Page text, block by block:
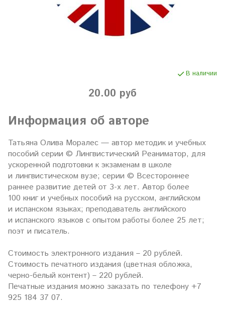
В наличии
20.00 руб
Информация об авторе
Татьяна Олива Моралес — автор методик и учебных
пособий серии © Лингвистический Реаниматор, для
ускоренной подготовки к экзаменам в школе
и лингвистическом вузе; серии © Всестороннее
раннее развитие детей от 3-х лет. Автор более
100 книг и учебных пособий на русском, английском
и испанском языках; преподаватель английского
и испанского языков c опытом работы более 25 лет;
поэт и писатель.
Стоимость электронного издания – 20 рублей.
Стоимость печатного издания (цветная обложка,
черно-белый контент) – 220 рублей.
Печатные издания можно заказать по телефону +7
925 184 37 07.